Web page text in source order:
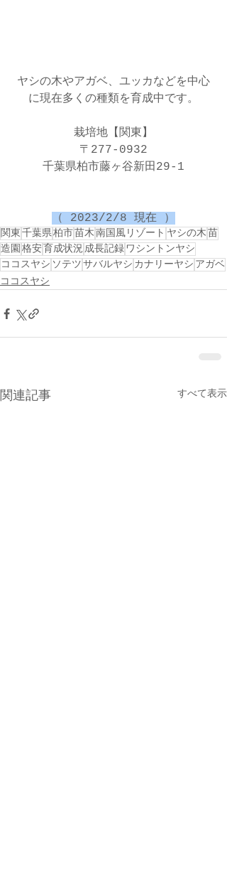
ヤシの木やアガベ、ユッカなどを中心
に現在多くの種類を育成中です。
栽培地【関東】
〒277-0932
千葉県柏市藤ヶ谷新田29-1
（ 2023/2/8 現在 ）
関東千葉県柏市苗木南国風リゾート ヤシの木苗
造園 格安育成状況成長記録 ワシントンヤシ
ココスヤシ ソテツサバルヤシ カナリーヤシ アガベ
ココスヤシ
関連記事 すべて表示